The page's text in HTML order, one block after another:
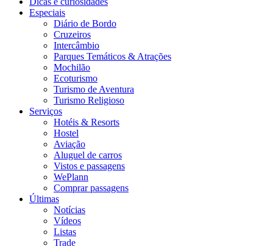
Especiais
Diário de Bordo
Cruzeiros
Intercâmbio
Parques Temáticos & Atrações
Mochilão
Ecoturismo
Turismo de Aventura
Turismo Religioso
Serviços
Hotéis & Resorts
Hostel
Aviação
Aluguel de carros
Vistos e passagens
WePlann
Comprar passagens
Últimas
Notícias
Vídeos
Listas
Trade